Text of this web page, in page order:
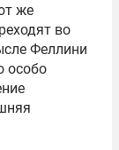
же
во
Феллини
особо